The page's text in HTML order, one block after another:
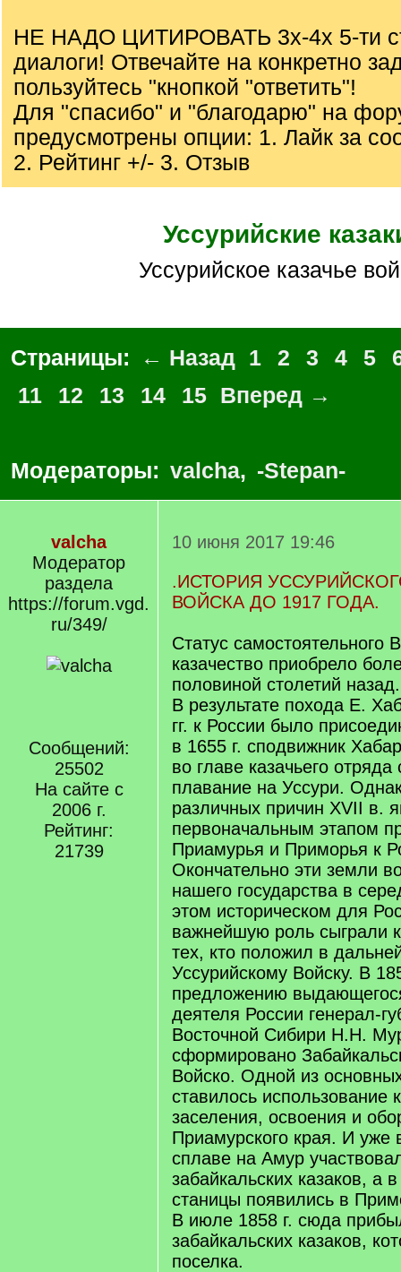
НЕ НАДО ЦИТИРОВАТЬ 3х-4х 5-ти
диалоги! Отвечайте на конкретно
пользуйтесь "кнопкой "ответить"!
Для "спасибо" и "благодарю" на
предусмотрены опции: 1. Лайк за
2. Рейтинг +/- 3. Отзыв
Уссурийские
Уссурийское казачье
Страницы: ← Назад 1 2 3 4 5
11
12 13 14 15 Вперед →
Модераторы: valcha, -Stepan-
valcha
Модератор
раздела
https://forum.vgd.
ru/349/
Сообщений:
25502
На сайте с
2006 г.
Рейтинг:
21739
10 июня 2017 19:46
.ИСТОРИЯ
ВОЙСКА ДО 1917 ГОДА.
Статус самостоятельного
казачество приобрело
половиной столетий назад.
В результате похода Е.
гг. к России было
в 1655 г. сподвижник
во главе казачьего
плавание на Уссури.
различных причин XVII в.
первоначальным этапом
Приамурья и Приморья к
Окончательно эти земли
нашего государства в
этом историческом для
важнейшую роль сыграли
тех, кто положил в
Уссурийскому Войску. В
предложению
деятеля России генерал-
Восточной Сибири Н.Н.
сформировано
Войско. Одной из
ставилось использование
заселения, освоения и
Приамурского края. И уже
сплаве на Амур
забайкальских казаков, а
станицы появились в
В июле 1858 г. сюда
забайкальских казаков,
поселка.